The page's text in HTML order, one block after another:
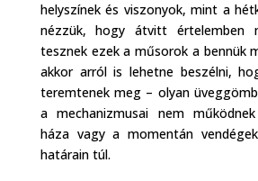
helyszínek és viszonyok, mint a
nézzük, hogy átvitt értelemben
tesznek ezek a műsorok a bennük
akkor arról is lehetne beszélni,
teremtenek meg – olyan
a mechanizmusai nem
háza vagy a momentán
határain túl.